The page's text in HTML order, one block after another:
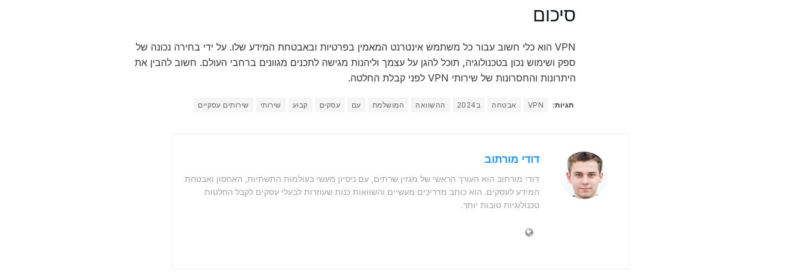
סיכום
VPN הוא כלי חשוב עבור כל משתמש אינטרנט המאמין בפרטיות ובאבטחת המידע שלו. על ידי בחירה נכונה של
ספק ושימוש נכון בטכנולוגיה, תוכל להגן על עצמך וליהנות מגישה לתכנים מגוונים ברחבי העולם. חשוב להבין את
היתרונות והחסרונות של שירותי VPN לפני קבלת החלטה.
תגיות: VPN אבטחה ב2024 ההשוואה המושלמת עם עסקים קבוע שירותי שירותים עסקיים
דודי מורתוב
דודי מורתוב הוא העורך הראשי של מגזין שרתים, עם ניסיון מעשי בעולמות התשתיות, האחסון ואבטחת
המידע לעסקים. הוא כותב מדריכים מעשיים והשוואות כנות שעוזרות לבעלי עסקים לקבל החלטות
טכנולוגיות טובות יותר.